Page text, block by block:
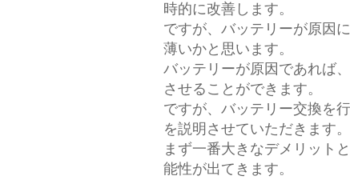
時的に改善します。
ですが、バッテリーが原因
薄いかと思います。
バッテリーが原因であれば
させることができます。
ですが、バッテリー交換を
を説明させていただきます。
まず一番大きなデメリット
能性が出てきます。